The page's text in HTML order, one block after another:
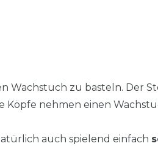
Wachstuch zu basteln. Der
Köpfe nehmen einen
auch spielend einfach